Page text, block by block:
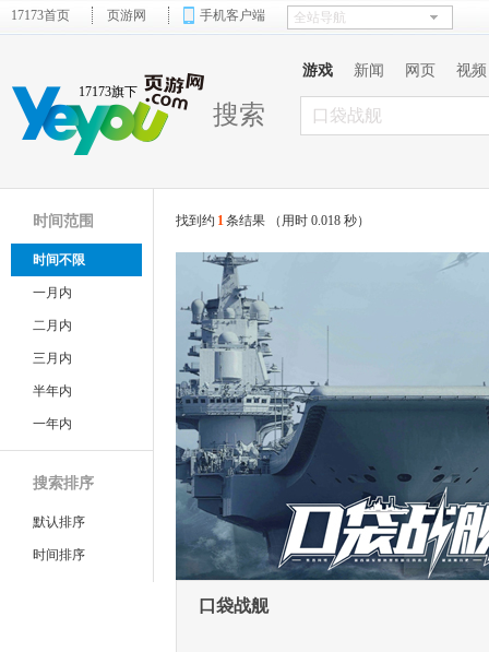
17173首页 页游网 手机客户端
17173旗下
游戏 新闻 网页 视频
搜索
时间范围
时间不限
一月内
二月内
三月内
半年内
一年内
搜索排序
默认排序
时间排序
找到约 1条结果 （用时 0.018 秒）
口袋战舰